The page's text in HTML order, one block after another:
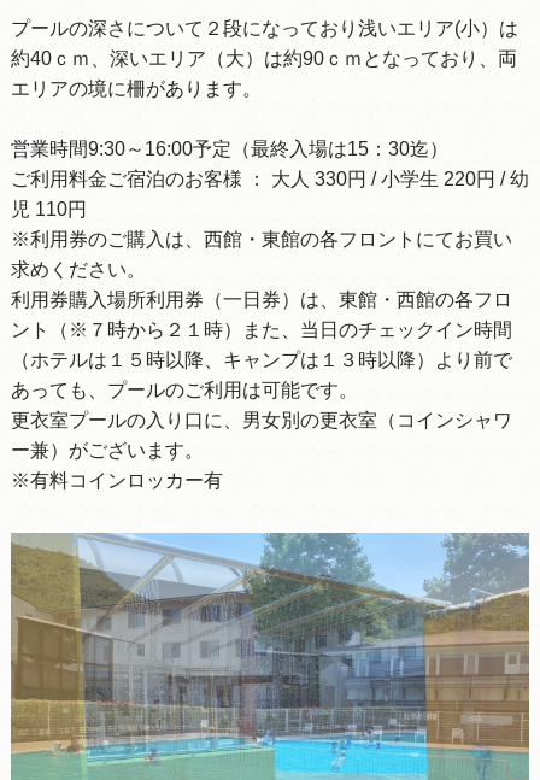
プールの深さについて２段になっており浅いエリア(小）は
約40ｃｍ、深いエリア（大）は約90ｃｍとなっており、両
エリアの境に柵があります。
営業時間9:30～16:00予定（最終入場は15：30迄）
ご利用料金ご宿泊のお客様 ： 大人 330円 / 小学生 220円 / 幼
児 110円
※利用券のご購入は、西館・東館の各フロントにてお買い
求めください。
利用券購入場所利用券（一日券）は、東館・西館の各フロ
ント（※７時から２１時）また、当日のチェックイン時間
（ホテルは１５時以降、キャンプは１３時以降）より前で
あっても、プールのご利用は可能です。
更衣室プールの入り口に、男女別の更衣室（コインシャワ
ー兼）がございます。
※有料コインロッカー有